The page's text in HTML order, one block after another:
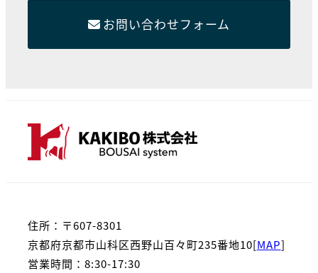
お問い合わせフォーム
住所：〒607-8301
京都府京都市山科区西野山百々町235番地10[MAP]
営業時間：8:30-17:30